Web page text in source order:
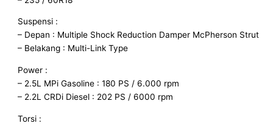
Suspensi :
– Depan : Multiple Shock Reduction Damper McPherson Strut
– Belakang : Multi-Link Type
Power :
– 2.5L MPi Gasoline : 180 PS / 6.000 rpm
– 2.2L CRDi Diesel : 202 PS / 6000 rpm
Torsi :